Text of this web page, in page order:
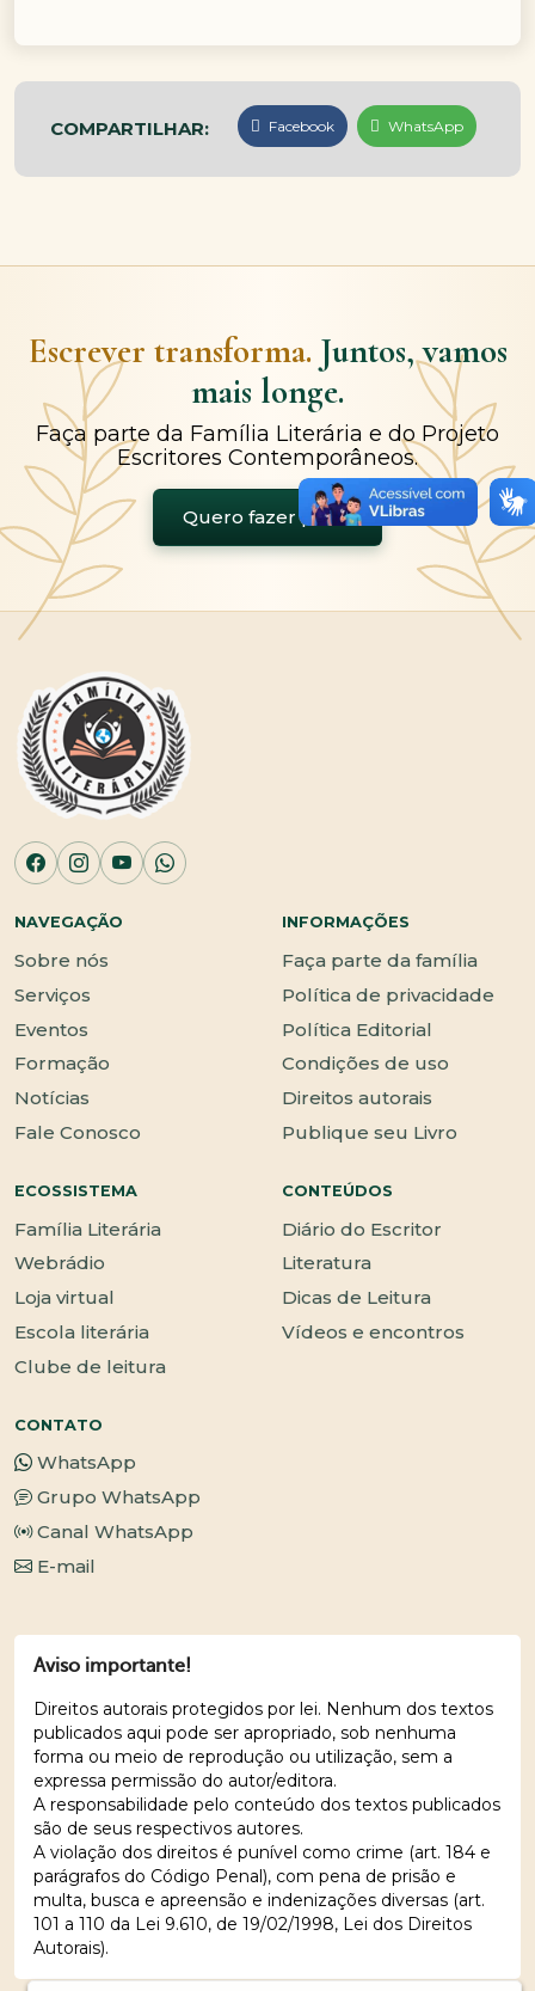
COMPARTILHAR: Facebook WhatsApp
Escrever transforma. Juntos, vamos
mais longe.
Faça parte da Família Literária e do Projeto
Escritores Contemporâneos.
Quero fazer parte
NAVEGAÇÃO
Sobre nós
Serviços
Eventos
Formação
Notícias
Fale Conosco
INFORMAÇÕES
Faça parte da família
Política de privacidade
Política Editorial
Condições de uso
Direitos autorais
Publique seu Livro
ECOSSISTEMA
Família Literária
Webrádio
Loja virtual
Escola literária
Clube de leitura
CONTEÚDOS
Diário do Escritor
Literatura
Dicas de Leitura
Vídeos e encontros
CONTATO
WhatsApp
Grupo WhatsApp
Canal WhatsApp
E-mail
Aviso importante!
Direitos autorais protegidos por lei. Nenhum dos textos
publicados aqui pode ser apropriado, sob nenhuma
forma ou meio de reprodução ou utilização, sem a
expressa permissão do autor/editora.
A responsabilidade pelo conteúdo dos textos publicados
são de seus respectivos autores.
A violação dos direitos é punível como crime (art. 184 e
parágrafos do Código Penal), com pena de prisão e
multa, busca e apreensão e indenizações diversas (art.
101 a 110 da Lei 9.610, de 19/02/1998, Lei dos Direitos
Autorais).